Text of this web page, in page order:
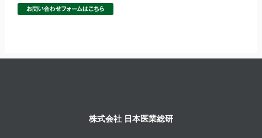
株式会社 日本医業総研